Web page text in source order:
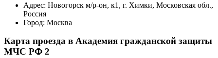
Адрес: Новогорск м/р-он, к1, г. Химки, Московская обл.,
Россия
Город: Москва
Карта проезда в Академия гражданской защиты
МЧС РФ 2